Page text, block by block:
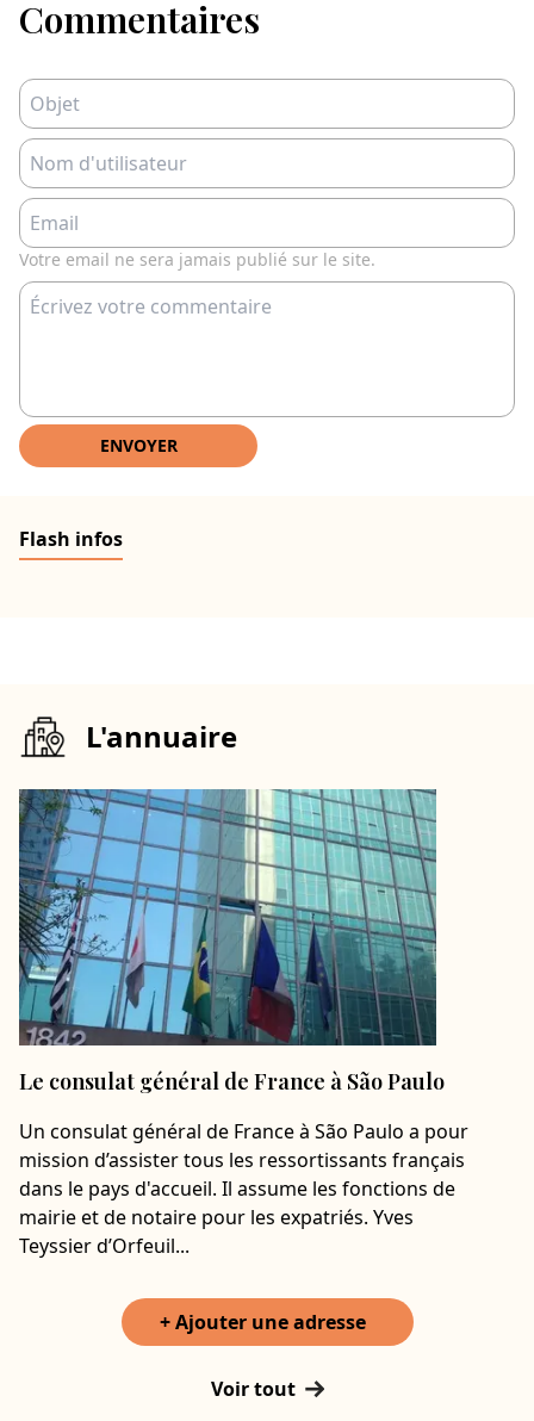
Commentaires
Votre email ne sera jamais publié sur le site.
Flash infos
L'annuaire
Le consulat général de France à São Paulo
Un consulat général de France à São Paulo a pour
mission d’assister tous les ressortissants français
dans le pays d'accueil. Il assume les fonctions de
mairie et de notaire pour les expatriés. Yves
Teyssier d’Orfeuil...
+ Ajouter une adresse
Voir tout